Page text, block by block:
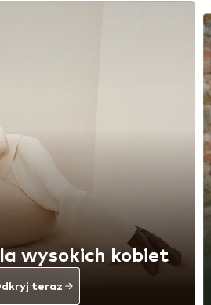
wysokich kobiet
teraz